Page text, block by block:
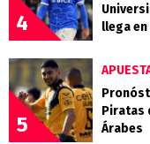
4
llega
5
Piratas
Árabes